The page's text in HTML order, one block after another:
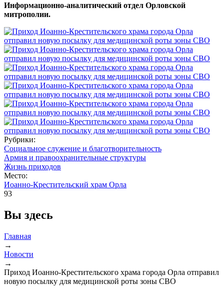
Информационно-аналитический отдел Орловской
митрополии.
Рубрики:
Социальное служение и благотворительность
Армия и правоохранительные структуры
Жизнь приходов
Место:
Иоанно-Крестительский храм Орла
93
Вы здесь
Главная
→
Новости
→
Приход Иоанно-Крестительского храма города Орла отправил
новую посылку для медицинской роты зоны СВО